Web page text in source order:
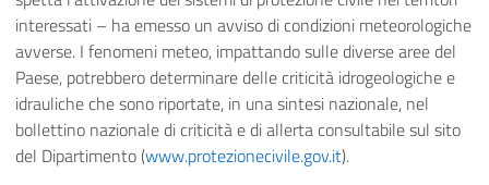
interessati – ha emesso un avviso di condizioni meteorologiche
avverse. I fenomeni meteo, impattando sulle diverse aree del
Paese, potrebbero determinare delle criticità idrogeologiche e
idrauliche che sono riportate, in una sintesi nazionale, nel
bollettino nazionale di criticità e di allerta consultabile sul sito
del Dipartimento (www.protezionecivile.gov.it).